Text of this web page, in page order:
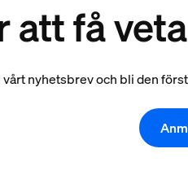
få
nyhetsbrev och bli den